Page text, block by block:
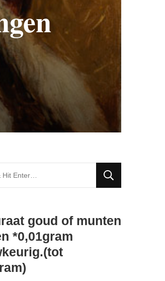
goud of munten
*0,01gram